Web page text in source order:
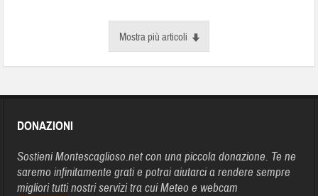
Mostra più articoli
DONAZIONI
Sostieni Montescaglioso.net con una piccola donazione. Te ne
saremo infinitamente grati e potrai aiutarci a rendere sempre
migliori tutti nostri servizi tra cui Meteo e webcam